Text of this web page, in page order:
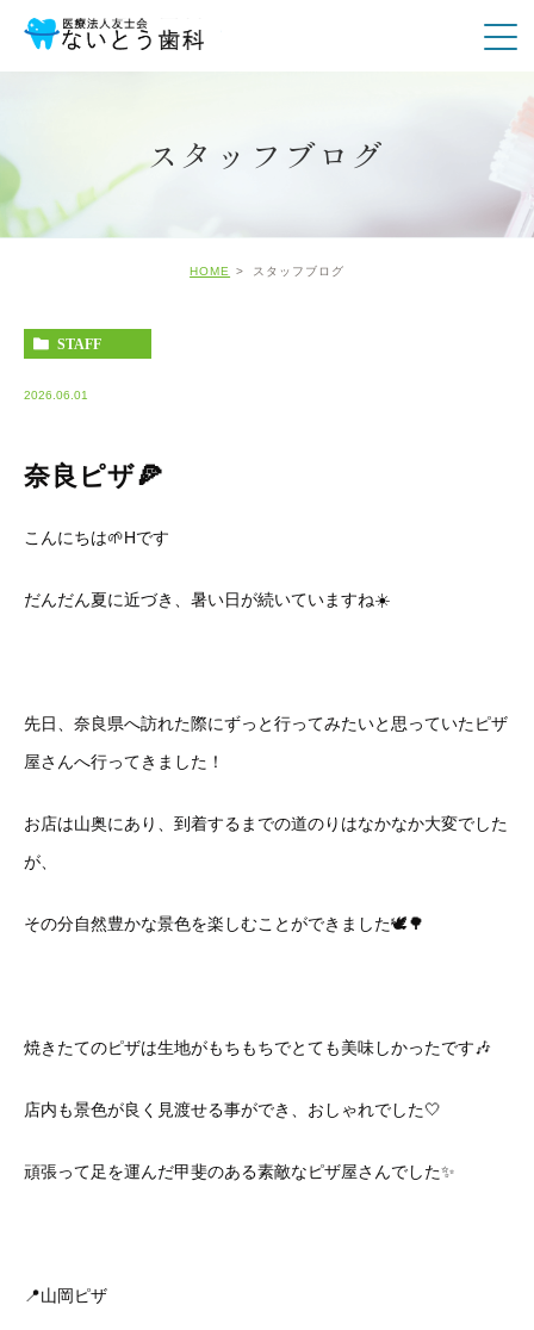
スタッフブログ
HOME スタッフブログ
STAFF
2026.06.01
奈良ピザ🍕
こんにちは🌱Hです
だんだん夏に近づき、暑い日が続いていますね☀️
先日、奈良県へ訪れた際にずっと行ってみたいと思っていたピザ
屋さんへ行ってきました！
お店は山奥にあり、到着するまでの道のりはなかなか大変でした
が、
その分自然豊かな景色を楽しむことができました🕊️🌳
焼きたてのピザは生地がもちもちでとても美味しかったです🎶
店内も景色が良く見渡せる事ができ、おしゃれでした🤍
頑張って足を運んだ甲斐のある素敵なピザ屋さんでした✨
📍山岡ピザ